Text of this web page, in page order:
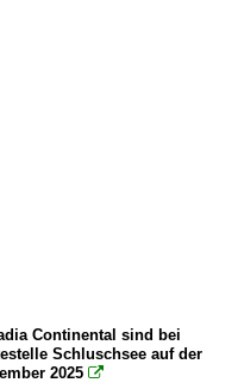
Continental sind bei
Schluschsee auf der
2025 